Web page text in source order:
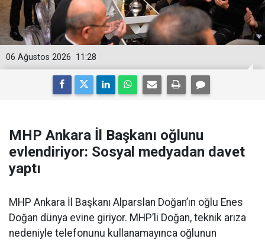
11:28
06 Ağustos 2026
MHP Ankara İl Başkanı oğlunu
evlendiriyor: Sosyal medyadan davet
yaptı
MHP Ankara İl Başkanı Alparslan Doğan’ın oğlu Enes
Doğan dünya evine giriyor. MHP’li Doğan, teknik arıza
nedeniyle telefonunu kullanamayınca oğlunun